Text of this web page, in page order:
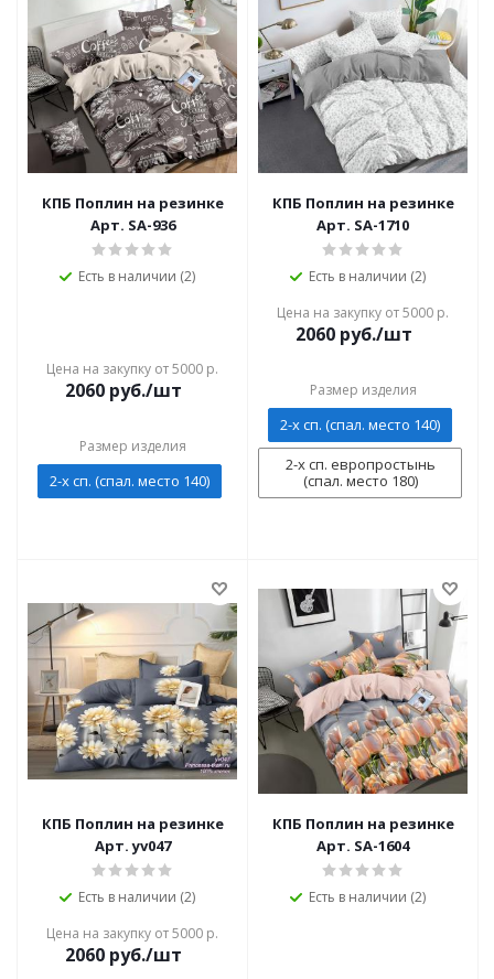
КПБ Поплин на резинке
Арт. SA-936
Есть в наличии (2)
Цена на закупку от 5000 р.
2060 руб./шт
Размер изделия
2-х сп. (спал. место 140)
КПБ Поплин на резинке
Арт. SA-1710
Есть в наличии (2)
Цена на закупку от 5000 р.
2060 руб./шт
Размер изделия
2-х сп. (спал. место 140)
2-х сп. европростынь
(спал. место 180)
КПБ Поплин на резинке
Арт. yv047
Есть в наличии (2)
Цена на закупку от 5000 р.
2060 руб./шт
КПБ Поплин на резинке
Арт. SA-1604
Есть в наличии (2)